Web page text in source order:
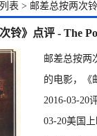
表 > 邮差总按两次铃
铃》点评 - The
邮差总按两
的电影，《
2016-03-20
03-20美国